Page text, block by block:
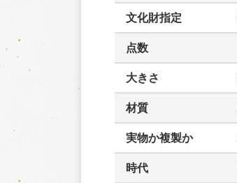
文化財指定
点数
大きさ
材質
実物か複製か
時代